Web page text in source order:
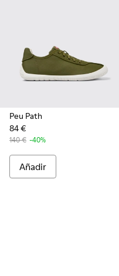
Peu Path
84 €
140 € -40%
Añadir